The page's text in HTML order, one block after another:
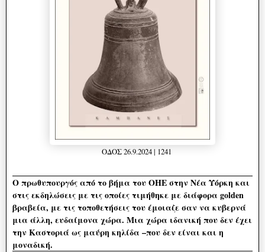
ΟΔΟΣ 26.9.2024 | 1241
Ο πρωθυπουργός από το βήμα του ΟΗΕ στην Νέα Υόρκη και
στις εκδηλώσεις με τις οποίες τιμήθηκε με διάφορα golden
βραβεία, με τις τοποθετήσεις του έμοιαζε σαν να κυβερνά
μια άλλη, ευδαίμονα χώρα. Μια χώρα ιδανική που δεν έχει
την Καστοριά ως μαύρη κηλίδα –που δεν είναι και η
μοναδική.